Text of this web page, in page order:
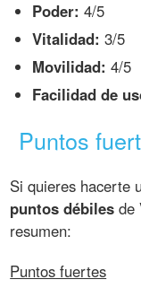
Poder: 4/5
Vitalidad: 3/5
Movilidad: 4/5
Facilidad de
Puntos
Si quieres hacerte
puntos débiles de
resumen:
Puntos fuertes